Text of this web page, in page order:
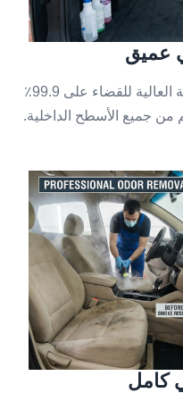
عميق
نستخدم معقماً غير سام من الدرجة العالية للقضاء على 99.9٪
من جميع الأسطح الداخلية.
كامل